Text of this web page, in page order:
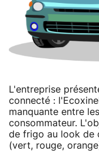
L'entreprise
connecté :
manquante entre
consommateur.
de frigo au look de
(vert, rouge,